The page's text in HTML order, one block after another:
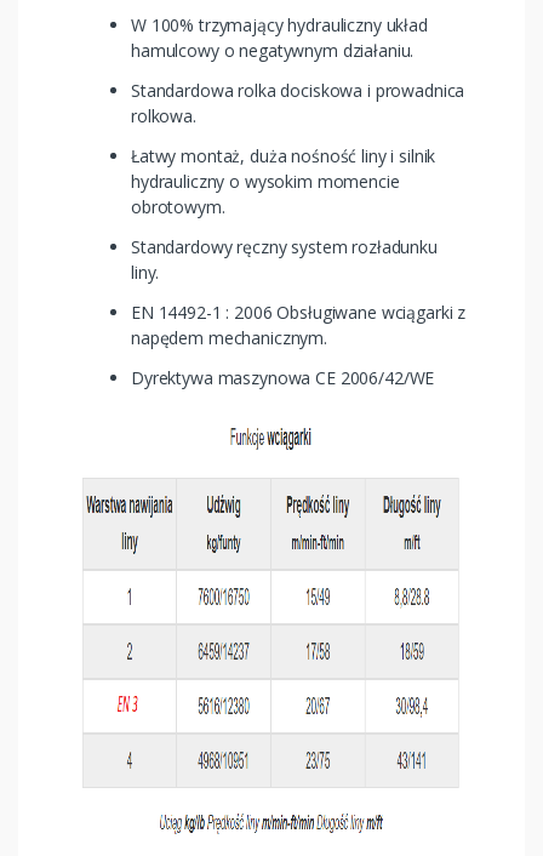
W 100% trzymający hydrauliczny układ
hamulcowy o negatywnym działaniu.
Standardowa rolka dociskowa i prowadnica
rolkowa.
Łatwy montaż, duża nośność liny i silnik
hydrauliczny o wysokim momencie
obrotowym.
Standardowy ręczny system rozładunku
liny.
EN 14492-1 : 2006 Obsługiwane wciągarki z
napędem mechanicznym.
Dyrektywa maszynowa CE 2006/42/WE